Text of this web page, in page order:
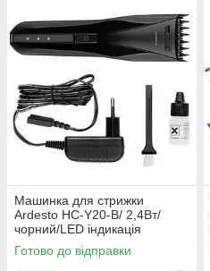
Машинка для стрижки
Ardesto HC-Y20-B/ 2,4Вт/
чорний/LED індикація
Готово до відправки